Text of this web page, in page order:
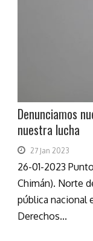
Denunciamos
nuestra lucha
27 Jan 2023
26-01-2023
Chimán). Norte
pública nacional
Derechos...